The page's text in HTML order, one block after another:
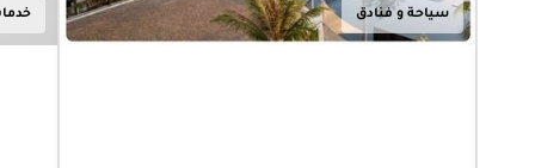
خدمات الأعمال
أعرف أكثر